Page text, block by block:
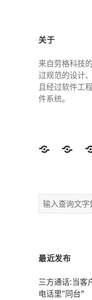
关于
来自劳格科技
过规范的设计
且经过软件工
件系统。
Twitter
最近发布
三方通话:当客
电话里"同台”